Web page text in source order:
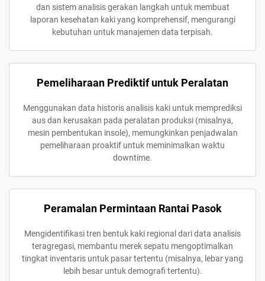
dan sistem analisis gerakan langkah untuk membuat
laporan kesehatan kaki yang komprehensif, mengurangi
kebutuhan untuk manajemen data terpisah.
Pemeliharaan Prediktif untuk Peralatan
Menggunakan data historis analisis kaki untuk memprediksi
aus dan kerusakan pada peralatan produksi (misalnya,
mesin pembentukan insole), memungkinkan penjadwalan
pemeliharaan proaktif untuk meminimalkan waktu
downtime.
Peramalan Permintaan Rantai Pasok
Mengidentifikasi tren bentuk kaki regional dari data analisis
teragregasi, membantu merek sepatu mengoptimalkan
tingkat inventaris untuk pasar tertentu (misalnya, lebar yang
lebih besar untuk demografi tertentu).